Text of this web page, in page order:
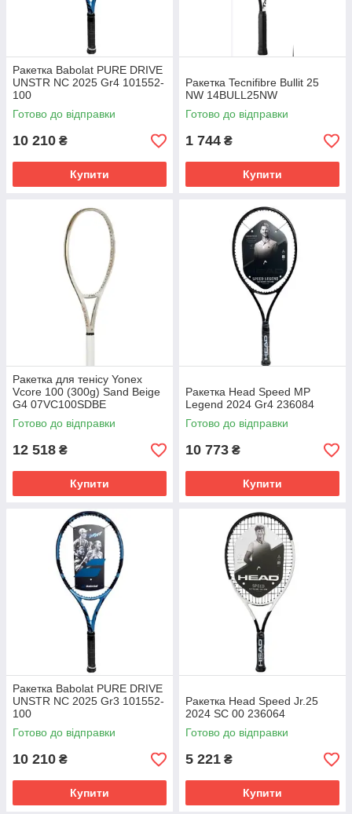
Ракетка Babolat PURE DRIVE
UNSTR NC 2025 Gr4 101552-
100
Готово до відправки
10 210 ₴
Купити
Ракетка Tecnifibre Bullit 25
NW 14BULL25NW
Готово до відправки
1 744 ₴
Купити
Ракетка для тенісу Yonex
Vcore 100 (300g) Sand Beige
G4 07VC100SDBE
Готово до відправки
12 518 ₴
Купити
Ракетка Head Speed MP
Legend 2024 Gr4 236084
Готово до відправки
10 773 ₴
Купити
Ракетка Babolat PURE DRIVE
UNSTR NC 2025 Gr3 101552-
100
Готово до відправки
10 210 ₴
Купити
Ракетка Head Speed Jr.25
2024 SC 00 236064
Готово до відправки
5 221 ₴
Купити